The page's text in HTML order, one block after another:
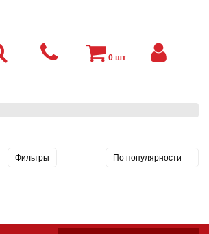
Фильтры По популярности
0 шт